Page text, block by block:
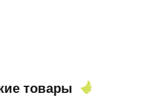
товары